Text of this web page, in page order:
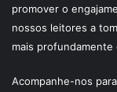
promover o
nossos leitores a
mais profundamente
Acompanhe-nos